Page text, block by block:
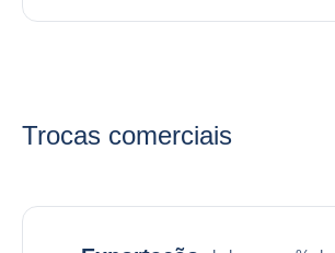
Trocas comerciais